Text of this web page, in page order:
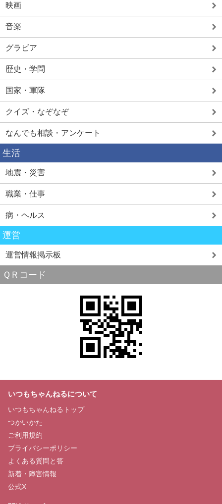
映画
音楽
グラビア
歴史・学問
国家・軍隊
クイズ・なぞなぞ
なんでも相談・アンケート
生活
地震・災害
職業・仕事
病・ヘルス
運営
運営情報掲示板
ＱＲコード
いつもちゃんねるについて
いつもちゃんねるトップ
つかいかた
ご利用規約
プライバシーポリシー
よくある質問と答
新着・障害情報
公式X